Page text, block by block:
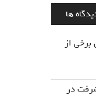
ها
برخی از
در